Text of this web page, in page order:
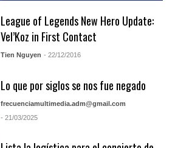
League of Legends New Hero Update:
Vel’Koz in First Contact
Tien Nguyen - 22/12/2016
Lo que por siglos se nos fue negado
frecuenciamultimedia.adm@gmail.com
- 21/03/2025